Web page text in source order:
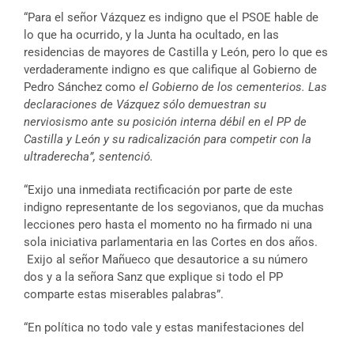
“Para el señor Vázquez es indigno que el PSOE hable de
lo que ha ocurrido, y la Junta ha ocultado, en las
residencias de mayores de Castilla y León, pero lo que es
verdaderamente indigno es que califique al Gobierno de
Pedro Sánchez como el Gobierno de los cementerios. Las
declaraciones de Vázquez sólo demuestran su
nerviosismo ante su posición interna débil en el PP de
Castilla y León y su radicalización para competir con la
ultraderecha”, sentenció.
“Exijo una inmediata rectificación por parte de este
indigno representante de los segovianos, que da muchas
lecciones pero hasta el momento no ha firmado ni una
sola iniciativa parlamentaria en las Cortes en dos años.
Exijo al señor Mañueco que desautorice a su número
dos y a la señora Sanz que explique si todo el PP
comparte estas miserables palabras”.
“En política no todo vale y estas manifestaciones del